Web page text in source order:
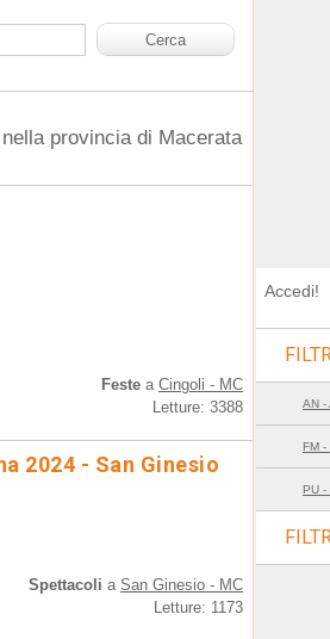
provincia di Macerata
Feste a Cingoli - MC
Letture: 3388
2024 - San Ginesio
Spettacoli a San Ginesio - MC
Letture: 1173
Accedi!
AN -
FM -
PU -